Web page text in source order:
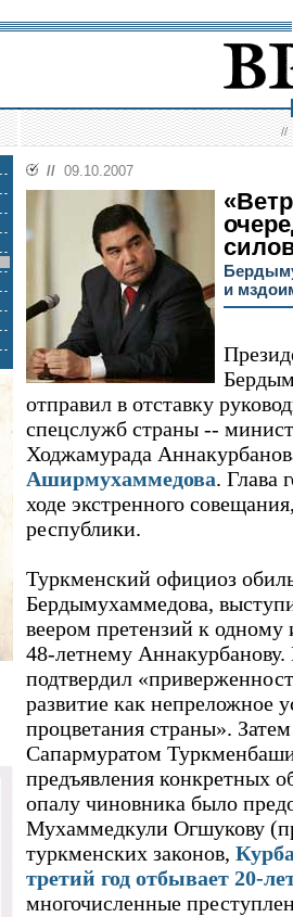
//
// 09.10.2007
и
отправил в отставку
спецслужб страны --
Ходжамурада
Аширмухаммедова. Глава
ходе экстренного
республики.
Туркменский официоз
Бердымухаммедова,
веером претензий к одному
48-летнему
подтвердил
развитие как непреложное
процветания страны».
Сапармуратом
предъявления конкретных
опалу чиновника было
Мухаммедкули Огшукову
туркменских законов,
третий год отбывает 20-
многочисленные